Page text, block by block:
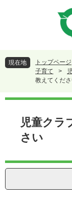
頭
で
飛
ば
本
現在地 トップページ
子育て
>
教えてくだ
本
児童クラ
さい